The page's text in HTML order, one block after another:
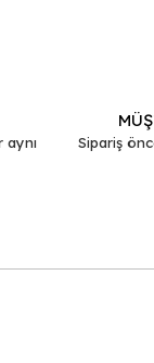
Sipariş